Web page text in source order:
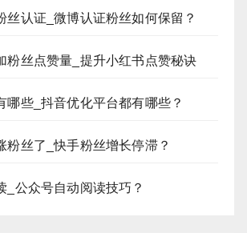
丝认证_微博认证粉丝如何保留？
粉丝点赞量_提升小红书点赞秘诀
哪些_抖音优化平台都有哪些？
粉丝了_快手粉丝增长停滞？
_公众号自动阅读技巧？